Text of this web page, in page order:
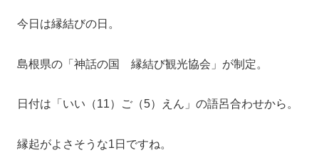
今日は縁結びの日。
島根県の「神話の国 縁結び観光協会」が制定。
日付は「いい（11）ご（5）えん」の語呂合わせから。
縁起がよさそうな1日ですね。